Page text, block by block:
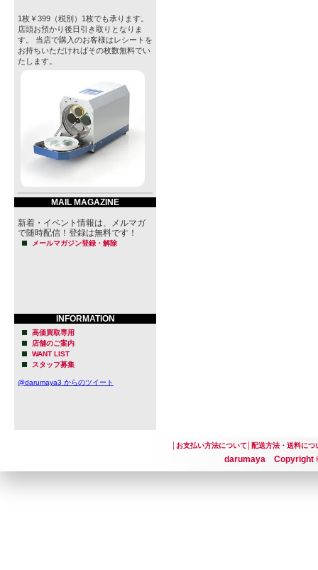
1枚￥399（税別）1枚でも承ります。
店頭お預かり後日引き取りとなりま
す。 当店で購入のお客様はレシートを
お持ちいただければその枚数無料でい
たします。
MAIL MAGAZINE
新着・イベント情報は、メルマガ
で随時配信！登録は無料です！
メールマガジン登録・解除
INFORMATION
高価買取専用
店舗のご案内
WANT LIST
スタッフ募集
@darumaya3 からのツイート
お支払い方法について│ 配送方法・送料につ
darumaya Copyright